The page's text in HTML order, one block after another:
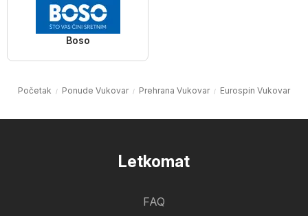
Boso
Početak Ponude Vukovar Prehrana Vukovar Eurospin Vukovar
Letkomat
FAQ